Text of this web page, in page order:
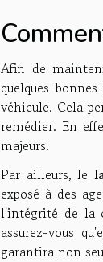
Afin de
quelques
véhicule. Cela
remédier. En
majeurs.
Par ailleurs, le
exposé à des
l'intégrité de la
assurez-vous
garantira non